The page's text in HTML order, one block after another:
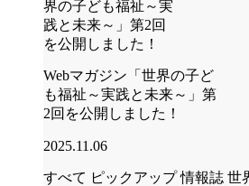
Webマガジン「世界の子ど
も福祉～実践と未来～」第
2回を公開しました！
2025.11.06
すべて ピックアップ 情報誌 世